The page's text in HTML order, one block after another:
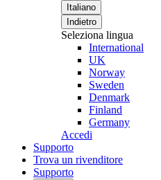
Italiano
Indietro
Seleziona lingua
International
UK
Norway
Sweden
Denmark
Finland
Germany
Accedi
Supporto
Trova un rivenditore
Supporto